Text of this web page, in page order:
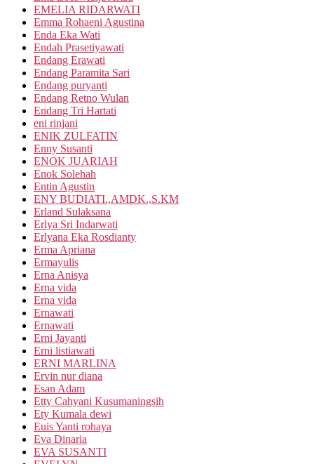
EMELIA RIDARWATI
Emma Rohaeni Agustina
Enda Eka Wati
Endah Prasetiyawati
Endang Erawati
Endang Paramita Sari
Endang puryanti
Endang Retno Wulan
Endang Tri Hartati
eni rinjani
ENIK ZULFATIN
Enny Susanti
ENOK JUARIAH
Enok Solehah
Entin Agustin
ENY BUDIATI.,AMDK.,S.KM
Erland Sulaksana
Erlya Sri Indarwati
Erlyana Eka Rosdianty
Erma Apriana
Ermayulis
Erna Anisya
Erna vida
Erna vida
Ernawati
Ernawati
Erni Jayanti
Erni listiawati
ERNI MARLINA
Ervin nur diana
Esan Adam
Etty Cahyani Kusumaningsih
Ety Kumala dewi
Euis Yanti rohaya
Eva Dinaria
EVA SUSANTI